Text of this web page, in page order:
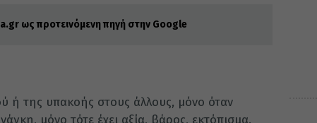
ως προτεινόμενη πηγή στην Google
ή της υπακοής στους άλλους, μόνο όταν
μόνο τότε έχει αξία, βάρος, εκτόπισμα.